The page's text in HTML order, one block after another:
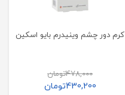
کرم دور چشم وینیدرم بایو اسکین
478,000تومان
430,200تومان